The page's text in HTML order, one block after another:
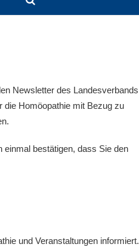
Newsletter des Landesverbands
die Homöopathie mit Bezug zu
einmal bestätigen, dass Sie den
und Veranstaltungen informiert.